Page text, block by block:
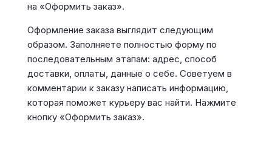
на «Оформить заказ».
Оформление заказа выглядит следующим
образом. Заполняете полностью форму по
последовательным этапам: адрес, способ
доставки, оплаты, данные о себе. Советуем в
комментарии к заказу написать информацию,
которая поможет курьеру вас найти. Нажмите
кнопку «Оформить заказ».